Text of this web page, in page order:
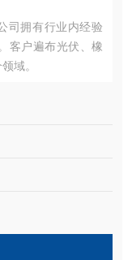
司拥有行业内经验
客户遍布光伏、橡
域。